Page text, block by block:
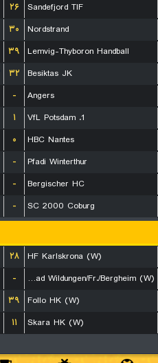
۲۶
Sandefjord TIF
۳۰
Nordstrand
۳۹
Lemvig-Thyboron Handball
۳۲
Besiktas JK
-
Angers
۱
1. VfL Potsdam
۰
HBC Nantes
-
Pfadi Winterthur
-
Bergischer HC
-
SC 2000 Coburg
۲۸
HF Karlskrona (W)
-
HSG Bad Wildungen/Fr./Bergheim (W)
۳۹
Follo HK (W)
۱۱ Skara HK (W)